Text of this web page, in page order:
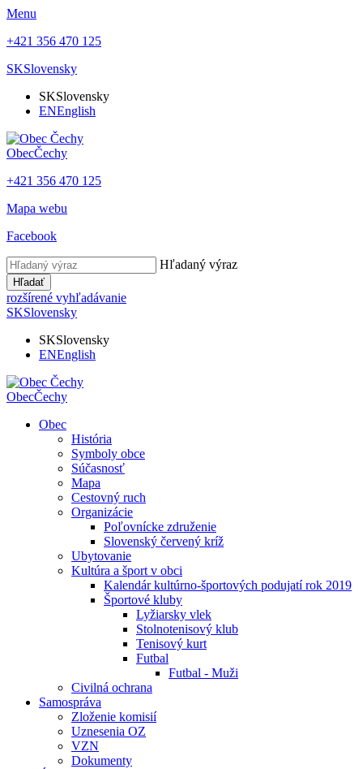
Menu
+421 356 470 125
SKSlovensky
SKSlovensky
ENEnglish
ObecČechy
+421 356 470 125
Mapa webu
Facebook
Hľadaný výraz
Hľadať
rozšírené vyhľadávanie
SKSlovensky
SKSlovensky
ENEnglish
ObecČechy
Obec
História
Symboly obce
Súčasnosť
Mapa
Cestovný ruch
Organizácie
Poľovnícke združenie
Slovenský červený kríž
Ubytovanie
Kultúra a šport v obci
Kalendár kultúrno-športových podujatí rok 2019
Športové kluby
Lyžiarsky vlek
Stolnotenisový klub
Tenisový kurt
Futbal
Futbal - Muži
Civilná ochrana
Samospráva
Zloženie komisií
Uznesenia OZ
VZN
Dokumenty